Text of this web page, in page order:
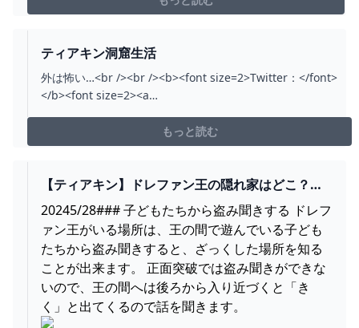
か見つけた際には動画でやるので引き返します(今回の場
ティアキン洞窟生活
外は怖い…<br /><br /><b><font size=2>Twitter：</font>
</b><font size=2><a
target=_blank>https://twitter.com/kashiwooo</a>
</font><br /><b><font size=2>カシヲwiki：</font></b>
target=_blank>https://w.atwiki.jp/kashiwooo/</a>
size=2><a href=http://noiselessworld.net/
target=_blank>http://noiselessworld.net/</a></font>
<br /><b><font size=2>Youtube：</font></b><font
size=2><a href=https://www.youtube.com/c/kashiwo
target=_blank>https://www.youtube.com/c/kashiwo</a>
</font>
もっと読む
【ティアキン】ドレファン王の隠れ家はどこ？秘
密の入り口【ゼルダの伝説 ティアーズオブザキン
グダム】 – ぶこもり
20245/28### 子どもたちから盗み聞きする ドレフ
ァン王がいる場所は、王の間で遊んでいる子ども
たちから盗み聞きすると、ざっくした場所を知る
ことが出来ます。 正面突破では盗み聞きができな
いので、王の間へは後ろから入り近づくと「き
く」と出てくるので話を聞きます。